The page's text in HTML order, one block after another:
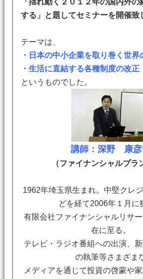
「揺れ動く２０１２年の国内外の
する」
と題してセミナーを開催致
テーマは、
・日本の中小企業を取り巻く世界
・生活に直結する各種制度の改正
というものでした。
講師：深野 康彦
（ファイナンシャルプラ
1962年埼玉県生まれ。中堅クレ
どを経て2006年１月に
有限会社ファイナンシャルリサ
在に至る。
テレビ・ラジオ番組への出演、
の執筆等さまざま
メディアを通じて投資の啓蒙や